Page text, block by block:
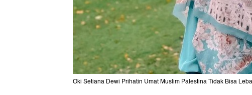
Oki Setiana Dewi Prihatin Umat Muslim Palestina Tidak Bisa